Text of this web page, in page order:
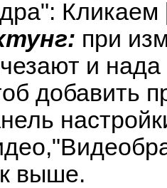
при
и
добавить
выше.